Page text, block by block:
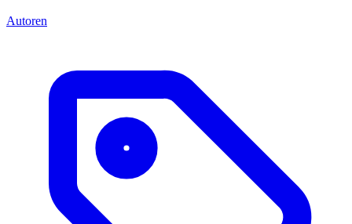
Autoren